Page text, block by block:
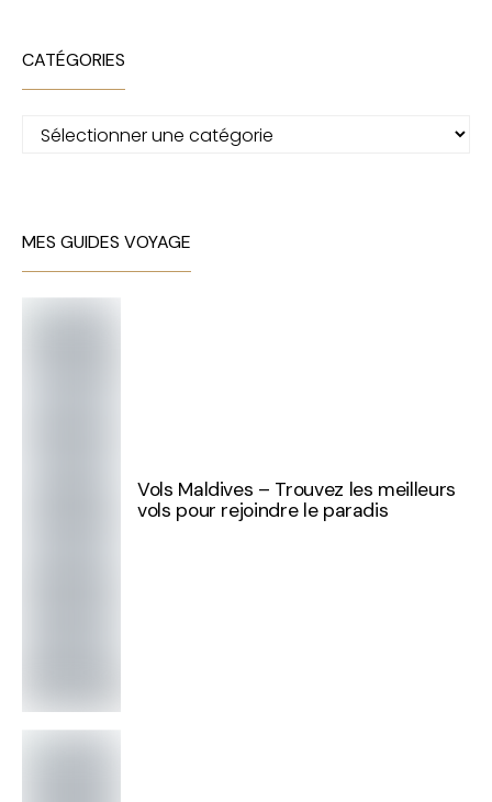
CATÉGORIES
Catégories
MES GUIDES VOYAGE
Vols Maldives – Trouvez les meilleurs
vols pour rejoindre le paradis